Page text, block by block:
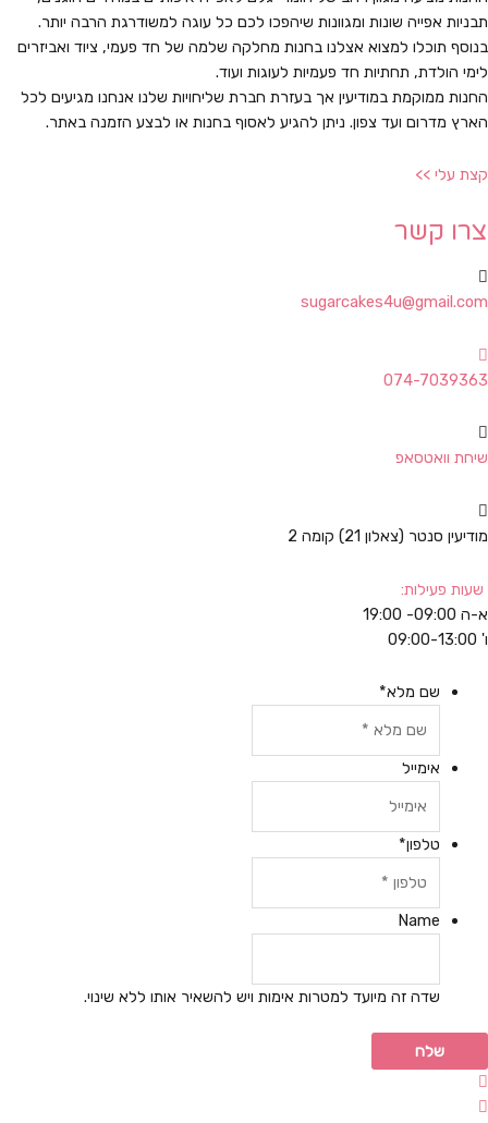
תבניות אפייה שונות ומגוונות שיהפכו לכם כל עוגה למשודרגת הרבה יותר.
בנוסף תוכלו למצוא אצלנו בחנות מחלקה שלמה של חד פעמי, ציוד ואביזרים
לימי הולדת, תחתיות חד פעמיות לעוגות ועוד.
החנות ממוקמת במודיעין אך בעזרת חברת שליחויות שלנו אנחנו מגיעים לכל
הארץ מדרום ועד צפון. ניתן להגיע לאסוף בחנות או לבצע הזמנה באתר.
קצת עלי >>
צרו קשר
sugarcakes4u@gmail.com
074-7039363
שיחת וואטסאפ
מודיעין סנטר (צאלון 21) קומה 2
שעות פעילות:
א-ה 09:00- 19:00
ו' 09:00-13:00
שם מלא*
אימייל
טלפון*
Name
שדה זה מיועד למטרות אימות ויש להשאיר אותו ללא שינוי.